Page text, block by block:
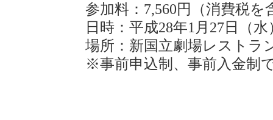
参加料：7,560円（消費税を
日時：平成28年1月27日（
場所：新国立劇場レストラ
※事前申込制、事前入金制